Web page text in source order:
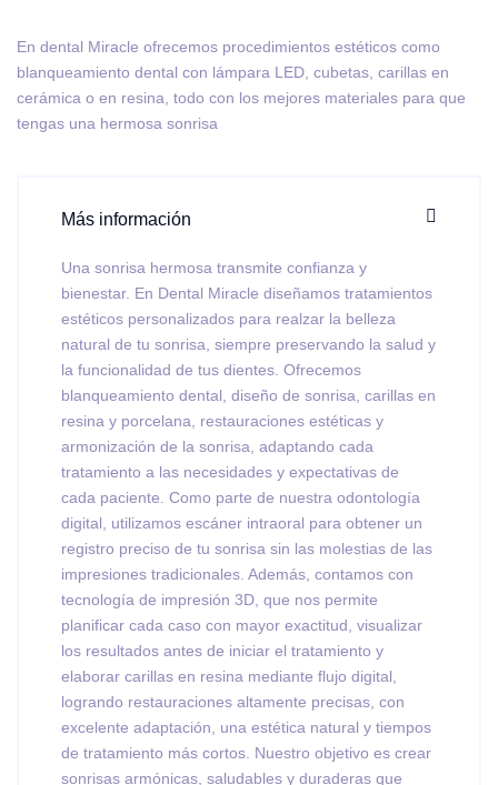
En dental Miracle ofrecemos procedimientos estéticos como
blanqueamiento dental con lámpara LED, cubetas, carillas en
cerámica o en resina, todo con los mejores materiales para que
tengas una hermosa sonrisa
Más información
Una sonrisa hermosa transmite confianza y
bienestar. En Dental Miracle diseñamos tratamientos
estéticos personalizados para realzar la belleza
natural de tu sonrisa, siempre preservando la salud y
la funcionalidad de tus dientes. Ofrecemos
blanqueamiento dental, diseño de sonrisa, carillas en
resina y porcelana, restauraciones estéticas y
armonización de la sonrisa, adaptando cada
tratamiento a las necesidades y expectativas de
cada paciente. Como parte de nuestra odontología
digital, utilizamos escáner intraoral para obtener un
registro preciso de tu sonrisa sin las molestias de las
impresiones tradicionales. Además, contamos con
tecnología de impresión 3D, que nos permite
planificar cada caso con mayor exactitud, visualizar
los resultados antes de iniciar el tratamiento y
elaborar carillas en resina mediante flujo digital,
logrando restauraciones altamente precisas, con
excelente adaptación, una estética natural y tiempos
de tratamiento más cortos. Nuestro objetivo es crear
sonrisas armónicas, saludables y duraderas que